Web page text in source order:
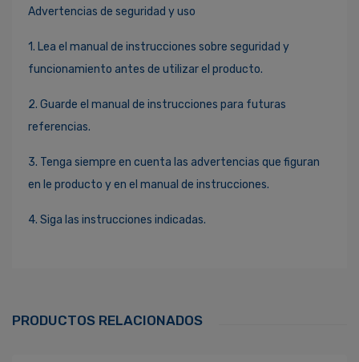
Advertencias de seguridad y uso
1. Lea el manual de instrucciones sobre seguridad y
funcionamiento antes de utilizar el producto.
2. Guarde el manual de instrucciones para futuras
referencias.
3. Tenga siempre en cuenta las advertencias que figuran
en le producto y en el manual de instrucciones.
4. Siga las instrucciones indicadas.
PRODUCTOS RELACIONADOS